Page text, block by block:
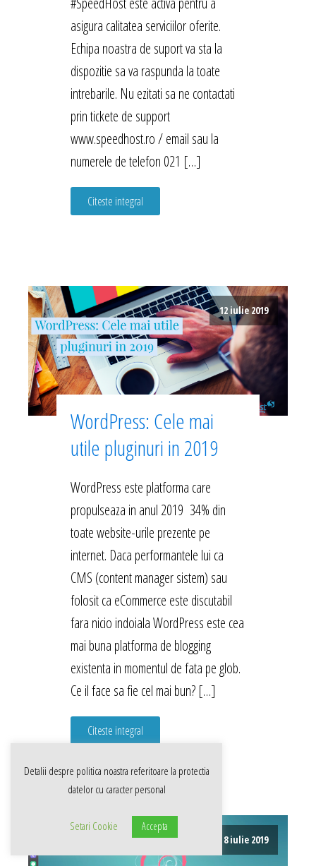
asigura calitatea serviciilor oferite.
Echipa noastra de suport va sta la
dispozitie sa va raspunda la toate
intrebarile. Nu ezitati sa ne contactati
prin tickete de support
www.speedhost.ro / email sau la
numerele de telefon 021 […]
Citeste integral
12 iulie 2019
WordPress: Cele mai
utile pluginuri in 2019
WordPress este platforma care
propulseaza in anul 2019 34% din
toate website-urile prezente pe
internet. Daca performantele lui ca
CMS (content manager sistem) sau
folosit ca eCommerce este discutabil
fara nicio indoiala WordPress este cea
mai buna platforma de blogging
existenta in momentul de fata pe glob.
Ce il face sa fie cel mai bun? […]
Citeste integral
8 iulie 2019
Detalii despre politica noastra referitoare la protectia
datelor cu caracter personal
Setari Cookie Accepta